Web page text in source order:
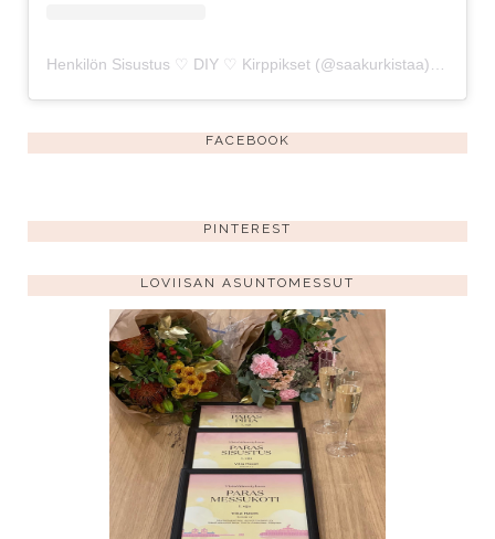
FACEBOOK
PINTEREST
LOVIISAN ASUNTOMESSUT